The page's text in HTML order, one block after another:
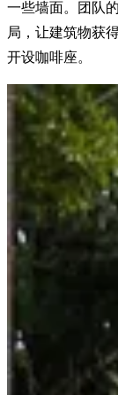
一些墙面。团队
局，让建筑物获
开设咖啡座。